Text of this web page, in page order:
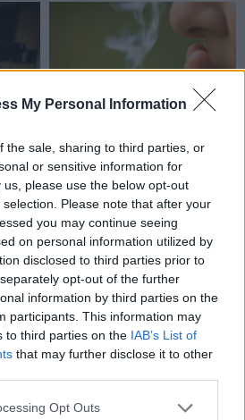
My Personal Information
the sale, sharing to third parties, or
or sensitive information for
please use the below opt-out
Please note that after your
you may continue seeing
on personal information utilized by
disclosed to third parties prior to
opt-out of the further
information by third parties on the
participants. This information may
to third parties on the IAB’s List of
that may further disclose it to other
Opt Outs
Nelaukti svečiai išėjo ne
tik su „lauktuvėmis“: į
nakties tamsą išsivedė ir
merginą(3)